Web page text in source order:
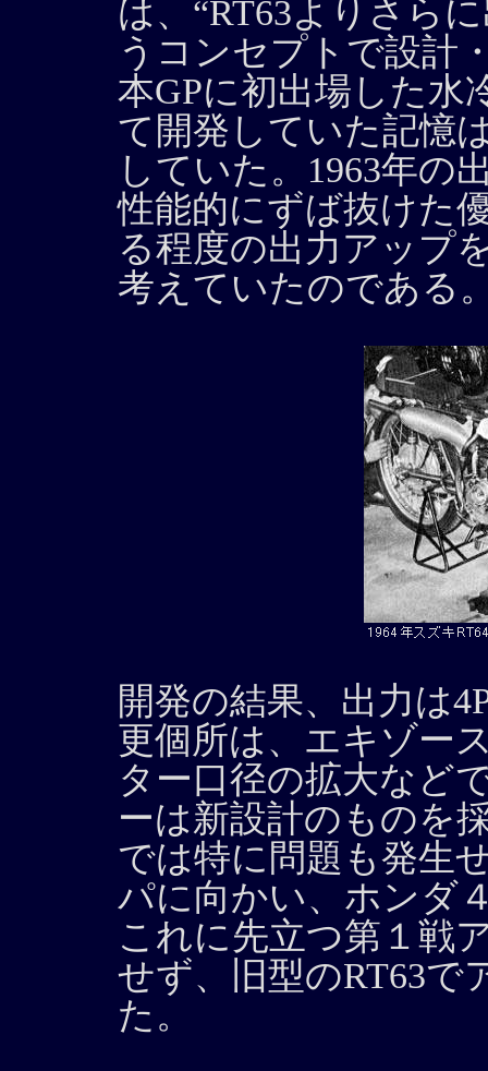
は、“RT63よりさら
うコンセプトで設計
本GPに初出場した水
て開発していた記憶
していた。1963年の
性能的にずば抜けた
る程度の出力アップ
考えていたのである
開発の結果、出力は
更個所は、エキゾー
ター口径の拡大など
ーは新設計のものを
では特に問題も発生
パに向かい、ホンダ
これに先立つ第１戦
せず、旧型のRT63で
た。